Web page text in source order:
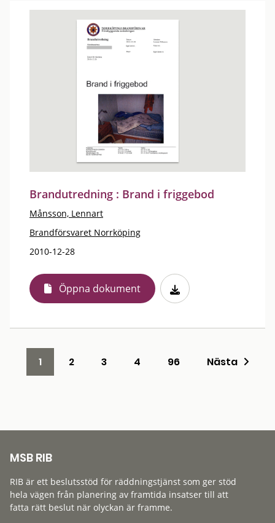
Brandutredning : Brand i friggebod
Månsson, Lennart
Brandförsvaret Norrköping
2010-12-28
Öppna dokument
1 2 3 4 96 Nästa
MSB RIB
RIB är ett beslutsstöd för räddningstjänst som ger stöd
hela vägen från planering av framtida insatser till att
fatta rätt beslut när olyckan är framme.